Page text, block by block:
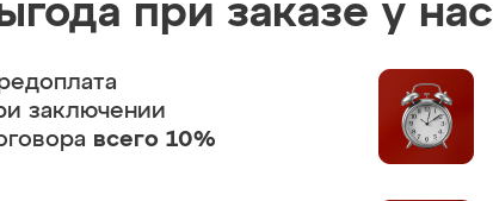
при заказе у нас
заключении
всего 10%